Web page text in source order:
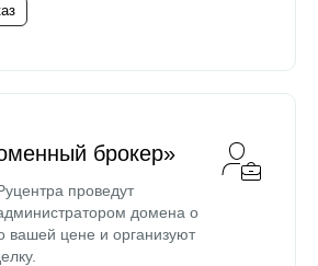
брокер»
проведут
домена о
вашей цене и организуют